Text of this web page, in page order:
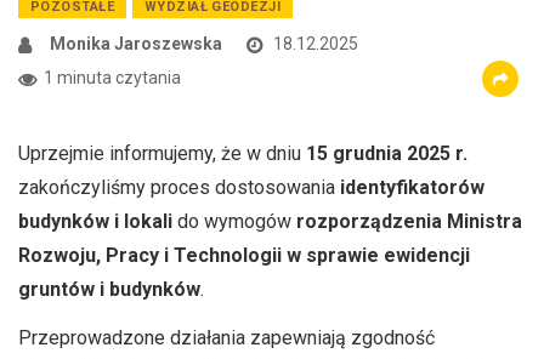
POZOSTAŁE WYDZIAŁ GEODEZJI
Monika Jaroszewska
18.12.2025
1 minuta czytania
Uprzejmie informujemy, że w dniu 15 grudnia 2025 r.
zakończyliśmy proces dostosowania identyfikatorów
budynków i lokali do wymogów rozporządzenia Ministra
Rozwoju, Pracy i Technologii w sprawie ewidencji
gruntów i budynków.
Przeprowadzone działania zapewniają zgodność